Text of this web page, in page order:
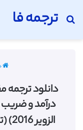
ترجمه فا
جستجو برای
دانلود ترجمه
درآمد و
الزویر 2016) (ترجمه ویژه – طلایی